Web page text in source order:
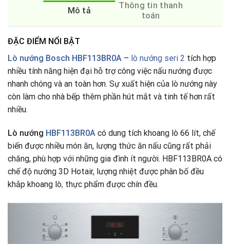
Mô tả
Thông tin thanh
toán
ĐẶC ĐIỂM NỔI BẬT
Lò nướng Bosch HBF113BR0A – lò nướng seri 2 tích hợp
nhiều tính năng hiện đại hỗ trợ công việc nấu nướng được
nhanh chóng và an toàn hơn. Sự xuất hiện của lò nướng này
còn làm cho nhà bếp thêm phần hút mắt và tinh tế hơn rất
nhiều.
Lò nướng HBF113BR0A có dung tích khoang lò 66 lít, chế
biến được nhiều món ăn, lượng thức ăn nấu cũng rất phải
chăng, phù hợp với những gia đình ít người. HBF113BR0A có
chế độ nướng 3D Hotair, lượng nhiệt được phân bố đều
khắp khoang lò, thực phẩm được chín đều.